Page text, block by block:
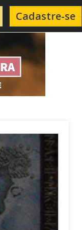
Cadastre-se